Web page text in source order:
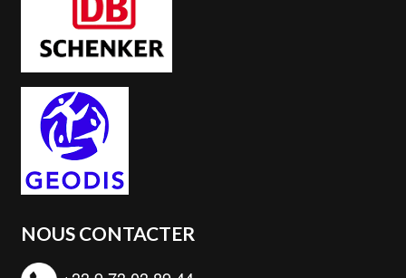
NOUS CONTACTER